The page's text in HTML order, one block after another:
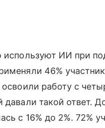
ИИ при
46%
работу с
такой ответ.
с 16% до 2%. 72%